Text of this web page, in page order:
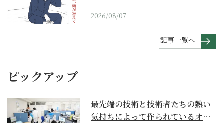
2026/08/07
記事一覧へ
ピックアップ
最先端の技術と技術者たちの熱い
気持ちによって作られているオー